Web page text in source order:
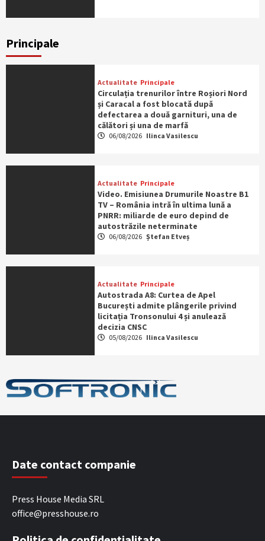
Principale
Actualitate Principale
Circulația trenurilor între Roșiori Nord
și Caracal a fost blocată după
defectarea a două garnituri, una de
călători și una de marfă
06/08/2026 Ilinca Vasilescu
Actualitate Principale
Video. Emisiunea Drumurile Noastre B1
TV – România intră în ultima lună a
PNRR: miliarde de euro depind de
autostrăzile neterminate
06/08/2026 Ștefan Etveș
Actualitate Principale
Autostrada A8: Curtea de Apel
București admite plângerile privind
licitația Tronsonului 4 și anulează
decizia CNSC
05/08/2026 Ilinca Vasilescu
Date contact companie
Press House Media SRL
office@presshouse.ro